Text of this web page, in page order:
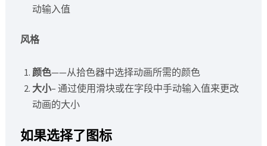
动输入值
风格
颜色——从拾色器中选择动画所需的颜色
大小– 通过使用滑块或在字段中手动输入值来更改
动画的大小
如果选择了图标